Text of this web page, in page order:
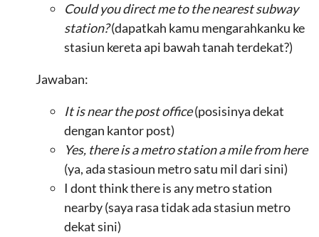
Could you direct me to the nearest subway
station?(dapatkah kamu mengarahkanku ke
stasiun kereta api bawah tanah terdekat?)
Jawaban:
It is near the post office(posisinya dekat
dengan kantor post)
Yes, there is a metro station a mile from here
(ya, ada stasioun metro satu mil dari sini)
I dont think there is any metro station
nearby (saya rasa tidak ada stasiun metro
dekat sini)